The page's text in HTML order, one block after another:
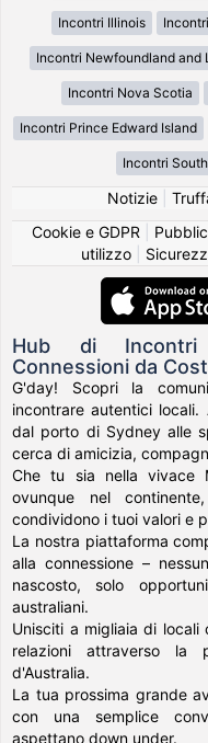
Incontri Illinois
Incontri Newfoundland and
Incontri Nova Scotia
Incontri Prince Edward Island
Incontri
Notizie|
Cookie e GDPR
utilizzo|
Hub di Incontri
Connessioni da
G'day! Scopri la
incontrare autentici locali.
dal porto di Sydney alle
cerca di amicizia,
Che tu sia nella vivace
ovunque nel
condividono i tuoi valori e
La nostra piattaforma
alla connessione –
nascosto, solo
australiani.
Unisciti a migliaia di
relazioni attraverso la
d'Australia.
La tua prossima grande
con una semplice
aspettano down under.